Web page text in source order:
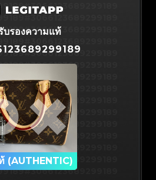
#3066123689299189
#3066123689299189
#3066123689299189
#3066123689299189
#3066123689299189
#3066123689299189
#3066123689299189
#3066123689299189
#3066123689299189
#3066123689299189
#3066123689299189
#3066123689299189
#3066123689299189
บรองความแท้
(AUTHENTIC)